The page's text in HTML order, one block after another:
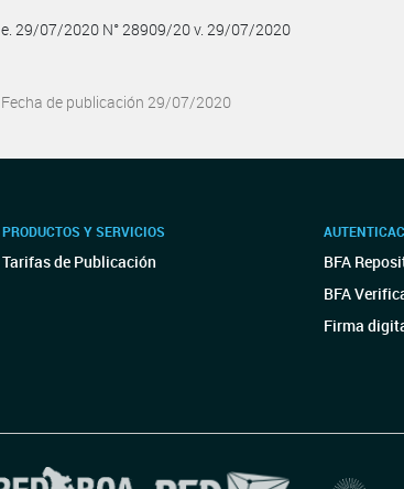
e. 29/07/2020 N° 28909/20 v. 29/07/2020
Fecha de publicación 29/07/2020
PRODUCTOS Y SERVICIOS
Tarifas de Publicación
BFA
BFA
Firma